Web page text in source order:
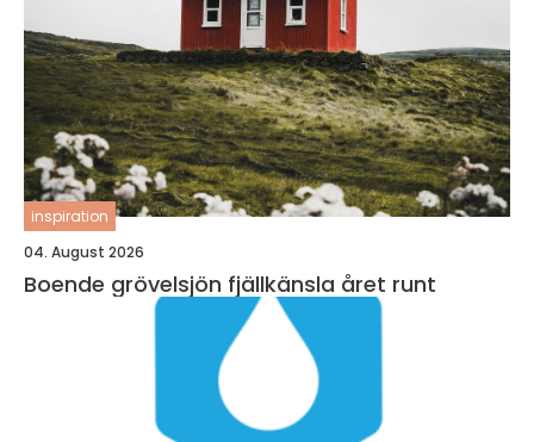
inspiration
04. August 2026
Boende grövelsjön fjällkänsla året runt